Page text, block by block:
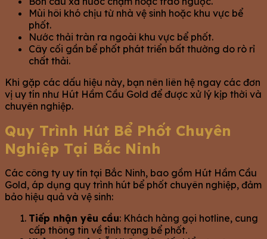
Mùi hôi khó chịu từ nhà vệ sinh hoặc khu vực bể
phốt.
Nước thải tràn ra ngoài khu vực bể phốt.
Cây cối gần bể phốt phát triển bất thường do rò rỉ
chất thải.
Khi gặp các dấu hiệu này, bạn nên liên hệ ngay các đơn
vị uy tín như Hút Hầm Cầu Gold để được xử lý kịp thời và
chuyên nghiệp.
Quy Trình Hút Bể Phốt Chuyên
Nghiệp Tại Bắc Ninh
Các công ty uy tín tại Bắc Ninh, bao gồm Hút Hầm Cầu
Gold, áp dụng quy trình hút bể phốt chuyên nghiệp, đảm
bảo hiệu quả và vệ sinh:
Tiếp nhận yêu cầu: Khách hàng gọi hotline, cung
cấp thông tin về tình trạng bể phốt.